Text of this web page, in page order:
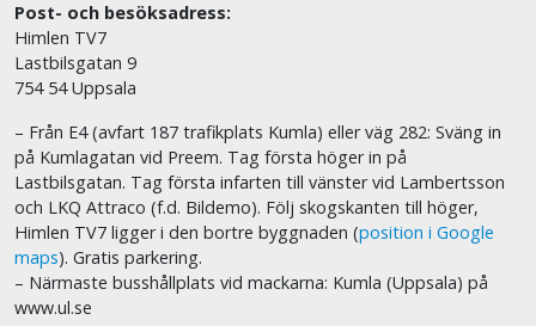
Post- och besöksadress:
Himlen TV7
Lastbilsgatan 9
754 54 Uppsala
– Från E4 (avfart 187 trafikplats Kumla) eller väg 282: Sväng in
på Kumlagatan vid Preem. Tag första höger in på
Lastbilsgatan. Tag första infarten till vänster vid Lambertsson
och LKQ Attraco (f.d. Bildemo). Följ skogskanten till höger,
Himlen TV7 ligger i den bortre byggnaden (position i Google
maps). Gratis parkering.
– Närmaste busshållplats vid mackarna: Kumla (Uppsala) på
www.ul.se